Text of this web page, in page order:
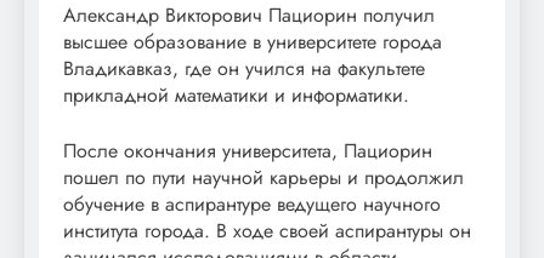
Александр Викторович Пациорин получил
высшее образование в университете города
Владикавказ, где он учился на факультете
прикладной математики и информатики.
После окончания университета, Пациорин
пошел по пути научной карьеры и продолжил
обучение в аспирантуре ведущего научного
института города. В ходе своей аспирантуры он